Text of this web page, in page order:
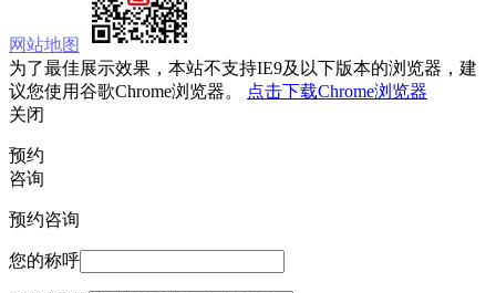
网站地图
为了最佳展示效果，本站不支持IE9及以下版本的浏览器，建
议您使用谷歌Chrome浏览器。
点击下载Chrome浏览器
关闭
预约
咨询
预约咨询
您的称呼